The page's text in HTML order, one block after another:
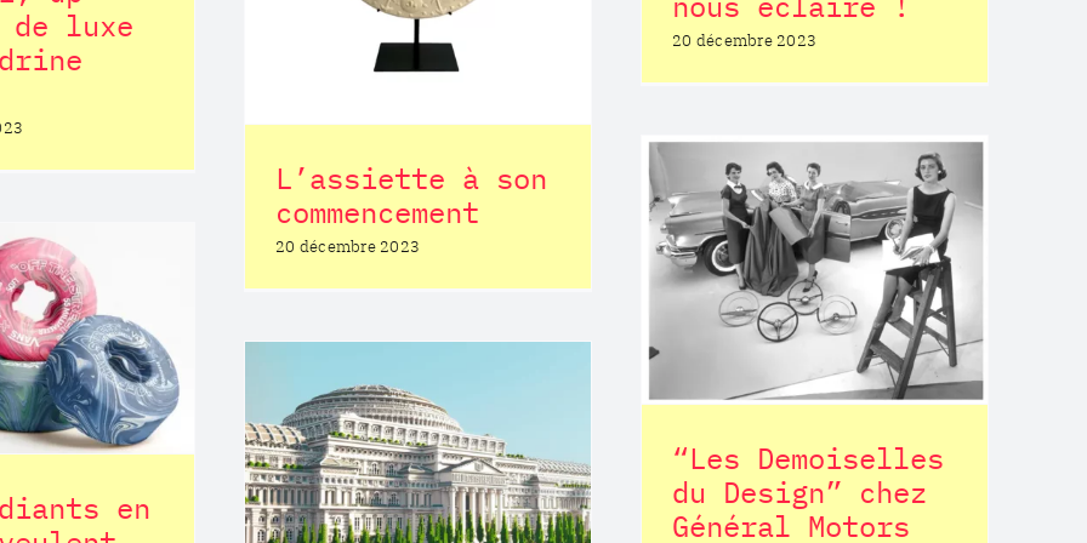
luxe
20 décembre 2023
L’assiette à son
commencement
20 décembre 2023
“Les Demoiselles du
Design” chez
Général Motors
“Les Demoiselles
du Design” chez
Général Motors
en
uncensored
library
Postiterie